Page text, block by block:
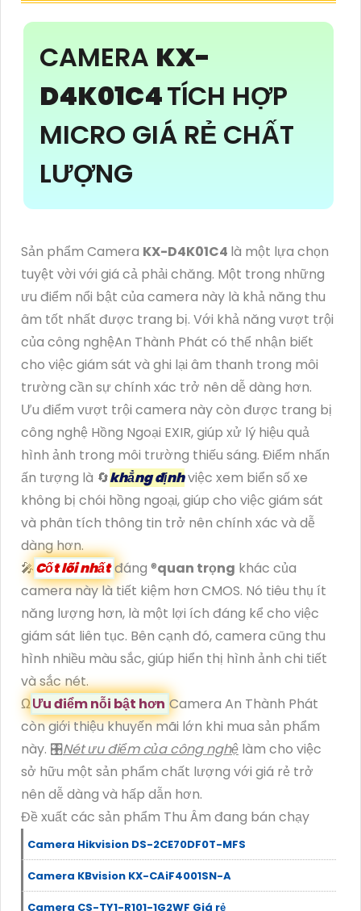
CAMERA KX-
D4K01C4TÍCH HỢP
MICRO GIÁ RẺ CHẤT
LƯỢNG
Sản phẩm Camera KX-D4K01C4 là một lựa chọn
tuyệt vời với giá cả phải chăng. Một trong những
ưu điểm nổi bật của camera này là khả năng thu
âm tốt nhất được trang bị. Với khả năng vượt trội
của công nghệAn Thành Phát có thể nhận biết
cho việc giám sát và ghi lại âm thanh trong môi
trường cần sự chính xác trở nên dễ dàng hơn.
Ưu điểm vượt trội camera này còn được trang bị
công nghệ Hồng Ngoại EXIR, giúp xử lý hiệu quả
hình ảnh trong môi trường thiếu sáng. Điểm nhấn
ấn tượng là 🔄khẳng địnhviệc xem biển số xe
không bị chói hồng ngoại, giúp cho việc giám sát
và phân tích thông tin trở nên chính xác và dễ
dàng hơn.
🎤Cốt lõi nhấtđáng ®️quan trọng khác của
camera này là tiết kiệm hơn CMOS. Nó tiêu thụ ít
năng lượng hơn, là một lợi ích đáng kể cho việc
giám sát liên tục. Bên cạnh đó, camera cũng thu
hình nhiều màu sắc, giúp hiển thị hình ảnh chi tiết
và sắc nét.
ΩƯu điểm nỗi bật hơn Camera An Thành Phát
còn giới thiệu khuyến mãi lớn khi mua sản phẩm
này. 🎛Nét ưu điểm của công nghệ làm cho việc
sở hữu một sản phẩm chất lượng với giá rẻ trở
nên dễ dàng và hấp dẫn hơn.
Đề xuất các sản phẩm Thu Âm đang bán chạy
Camera Hikvision DS-2CE70DF0T-MFS
Camera KBvision KX-CAiF4001SN-A
Camera CS-TY1-R101-1G2WF Giá rẻ